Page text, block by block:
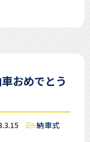
おめでとう
納車式